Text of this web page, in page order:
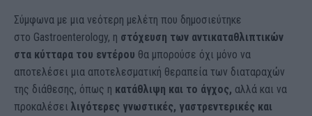
Σύμφωνα με μια νεότερη μελέτη που δημοσιεύτηκε
στο Gastroenterology, η στόχευση των αντικαταθλιπτικών
στα κύτταρα του εντέρου θα μπορούσε όχι μόνο να
αποτελέσει μια αποτελεσματική θεραπεία των διαταραχών
της διάθεσης, όπως η κατάθλιψη και το άγχος, αλλά και να
προκαλέσει λιγότερες γνωστικές, γαστρεντερικές και